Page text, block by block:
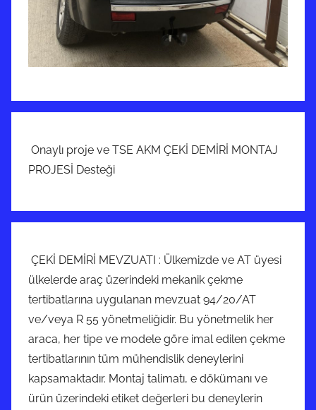
Onaylı proje ve TSE AKM ÇEKİ DEMİRİ MONTAJ
PROJESİ Desteği
ÇEKİ DEMİRİ MEVZUATI : Ülkemizde ve AT üyesi
ülkelerde araç üzerindeki mekanik çekme
tertibatlarına uygulanan mevzuat 94/20/AT
ve/veya R 55 yönetmeliğidir. Bu yönetmelik her
araca, her tipe ve modele göre imal edilen çekme
tertibatlarının tüm mühendislik deneylerini
kapsamaktadır. Montaj talimatı, e dökümanı ve
ürün üzerindeki etiket değerleri bu deneylerin